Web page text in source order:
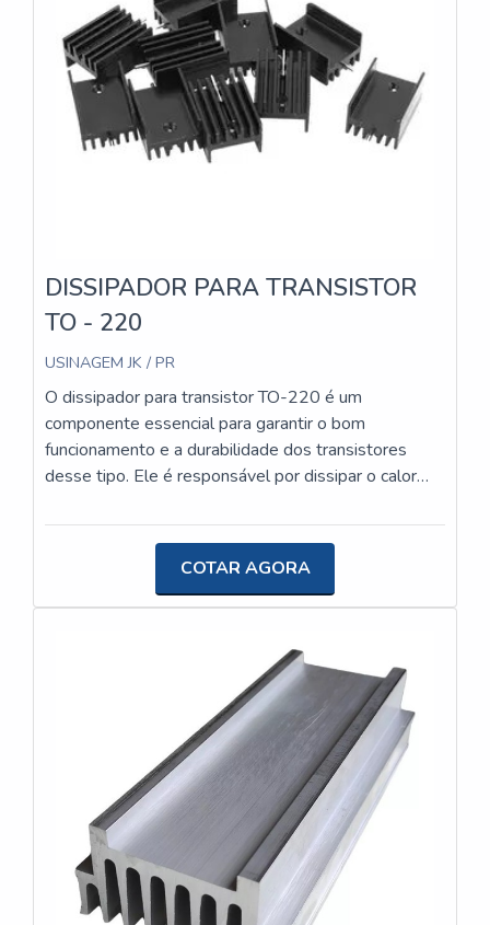
DISSIPADOR PARA TRANSISTOR
TO - 220
USINAGEM JK / PR
O dissipador para transistor TO-220 é um
componente essencial para garantir o bom
funcionamento e a durabilidade dos transistores
desse tipo. Ele é responsável por dissipar o calor
evitando o superaquecimento e possíveis danos ao
fabricado pela empresa especializada em usinagem
leve, a Usinagem JK. Com foco na venda de soluções
empresa busca constantemente inovação e
qualidade na usinagem de peças de pequeno porte,
utilizando materiais como ferrosos, não ferrosos,
poliacetal, latão, cobre e alumínio.A Usinagem JK
possui expertise na fabricação de dissipadores para
transistores TO-220, garantindo a eficiência na
dissipação de calor e a proteção dos transistores
contra danos causados pelo superaquecimento.
Além disso, a empresa oferece um amplo catálogo
de dissipadores, com diferentes tamanhos e
COTAR AGORA